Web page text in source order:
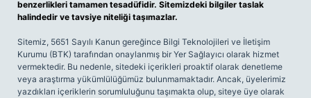
benzerlikleri tamamen tesadüfidir. Sitemizdeki bilgiler taslak
halindedir ve tavsiye niteliği taşımazlar.
Sitemiz, 5651 Sayılı Kanun gereğince Bilgi Teknolojileri ve İletişim
Kurumu (BTK) tarafından onaylanmış bir Yer Sağlayıcı olarak hizmet
vermektedir. Bu nedenle, sitedeki içerikleri proaktif olarak denetleme
veya araştırma yükümlülüğümüz bulunmamaktadır. Ancak, üyelerimiz
yazdıkları içeriklerin sorumluluğunu taşımakta olup, siteye üye olarak